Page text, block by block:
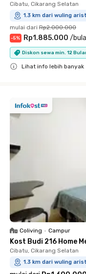
Cibatu, Cikarang Selatan
1.3 km dari wuling
mulai dari Rp2.000.000
-5% Rp1.885.000 /
Diskon sewa min. 12
Lihat info lebih banyak
Coliving • Campur
Kost Budi 216 Home
Cibatu, Cikarang Selatan
1.3 km dari wuling